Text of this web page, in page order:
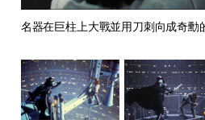
名器在巨柱上大戰並用刀刺向成奇勳